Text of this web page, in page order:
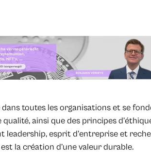
toutes les organisations et se
ainsi que des principes
esprit d’entreprise et
la création d’une valeur durable.